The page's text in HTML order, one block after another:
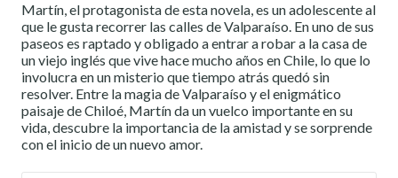
Martín, el protagonista de esta novela, es un adolescente al
que le gusta recorrer las calles de Valparaíso. En uno de sus
paseos es raptado y obligado a entrar a robar a la casa de
un viejo inglés que vive hace mucho años en Chile, lo que lo
involucra en un misterio que tiempo atrás quedó sin
resolver. Entre la magia de Valparaíso y el enigmático
paisaje de Chiloé, Martín da un vuelco importante en su
vida, descubre la importancia de la amistad y se sorprende
con el inicio de un nuevo amor.